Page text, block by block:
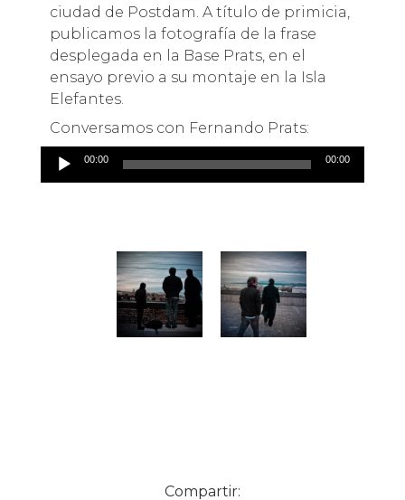
ciudad de Postdam. A título de primicia,
publicamos la fotografía de la frase
desplegada en la Base Prats, en el
ensayo previo a su montaje en la Isla
Elefantes.
Conversamos con Fernando Prats:
00:00 00:00
Compartir: